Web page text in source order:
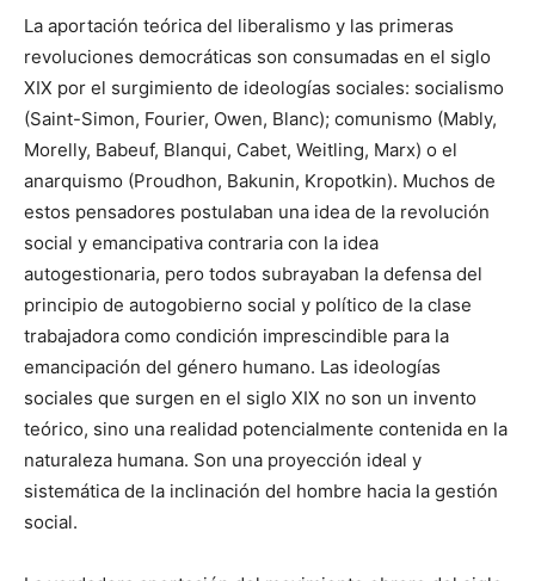
La aportación teórica del liberalismo y las primeras
revoluciones democráticas son consumadas en el siglo
XIX por el surgimiento de ideologías sociales: socialismo
(Saint-Simon, Fourier, Owen, Blanc); comunismo (Mably,
Morelly, Babeuf, Blanqui, Cabet, Weitling, Marx) o el
anarquismo (Proudhon, Bakunin, Kropotkin). Muchos de
estos pensadores postulaban una idea de la revolución
social y emancipativa contraria con la idea
autogestionaria, pero todos subrayaban la defensa del
principio de autogobierno social y político de la clase
trabajadora como condición imprescindible para la
emancipación del género humano. Las ideologías
sociales que surgen en el siglo XIX no son un invento
teórico, sino una realidad potencialmente contenida en la
naturaleza humana. Son una proyección ideal y
sistemática de la inclinación del hombre hacia la gestión
social.